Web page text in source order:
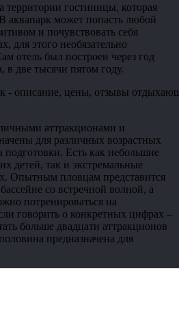
территории гостиницы, которая
аквапарк может попасть любой
и почувствовать себя
для этого необязательно
отель был построен через год
в две тысячи пятом году.
аттракционами и
для различных возрастных
подготовки. Есть как небольшие
детей, так и экстремальные
Опытным пловцам представится
со встречной волной, а
потренироваться на
говорить о конкретных цифрах –
больше двадцати аттракционов
предназначена для